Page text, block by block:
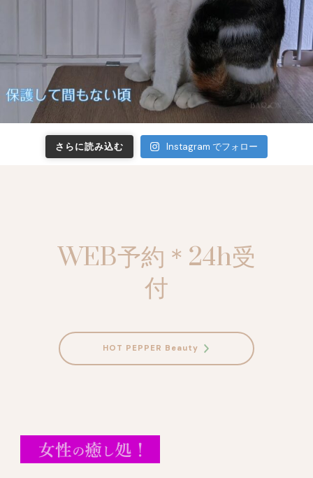
さらに読み込む Instagram でフォロー
WEB予約＊24h受
付
HOT PEPPER Beauty